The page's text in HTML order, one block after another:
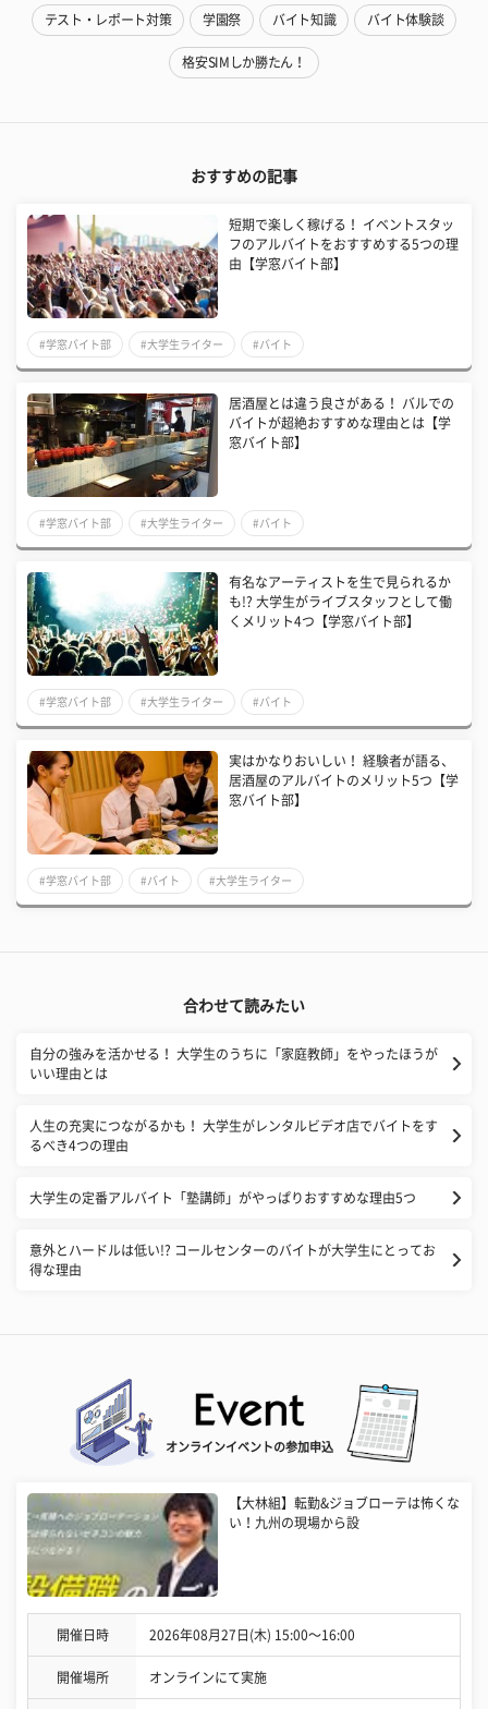
テスト・レポート対策 学園祭 バイト知識 バイト体験談
格安SIMしか勝たん！
おすすめの記事
短期で楽しく稼げる！ イベントスタッ
フのアルバイトをおすすめする5つの理
由【学窓バイト部】
#学窓バイト部 #大学生ライター #バイト
居酒屋とは違う良さがある！ バルでの
バイトが超絶おすすめな理由とは【学
窓バイト部】
#学窓バイト部 #大学生ライター #バイト
有名なアーティストを生で見られるか
も!? 大学生がライブスタッフとして働
くメリット4つ【学窓バイト部】
#学窓バイト部 #大学生ライター #バイト
実はかなりおいしい！ 経験者が語る、
居酒屋のアルバイトのメリット5つ【学
窓バイト部】
#学窓バイト部 #バイト #大学生ライター
合わせて読みたい
自分の強みを活かせる！ 大学生のうちに「家庭教師」をやったほうが
いい理由とは
人生の充実につながるかも！ 大学生がレンタルビデオ店でバイトをす
るべき4つの理由
大学生の定番アルバイト「塾講師」がやっぱりおすすめな理由5つ
意外とハードルは低い!? コールセンターのバイトが大学生にとってお
得な理由
オンラインイベントの参加申込
【大林組】転勤&ジョブローテは怖くな
い！九州の現場から設
開催日時 2026年08月27日(木) 15:00〜16:00
開催場所 オンラインにて実施